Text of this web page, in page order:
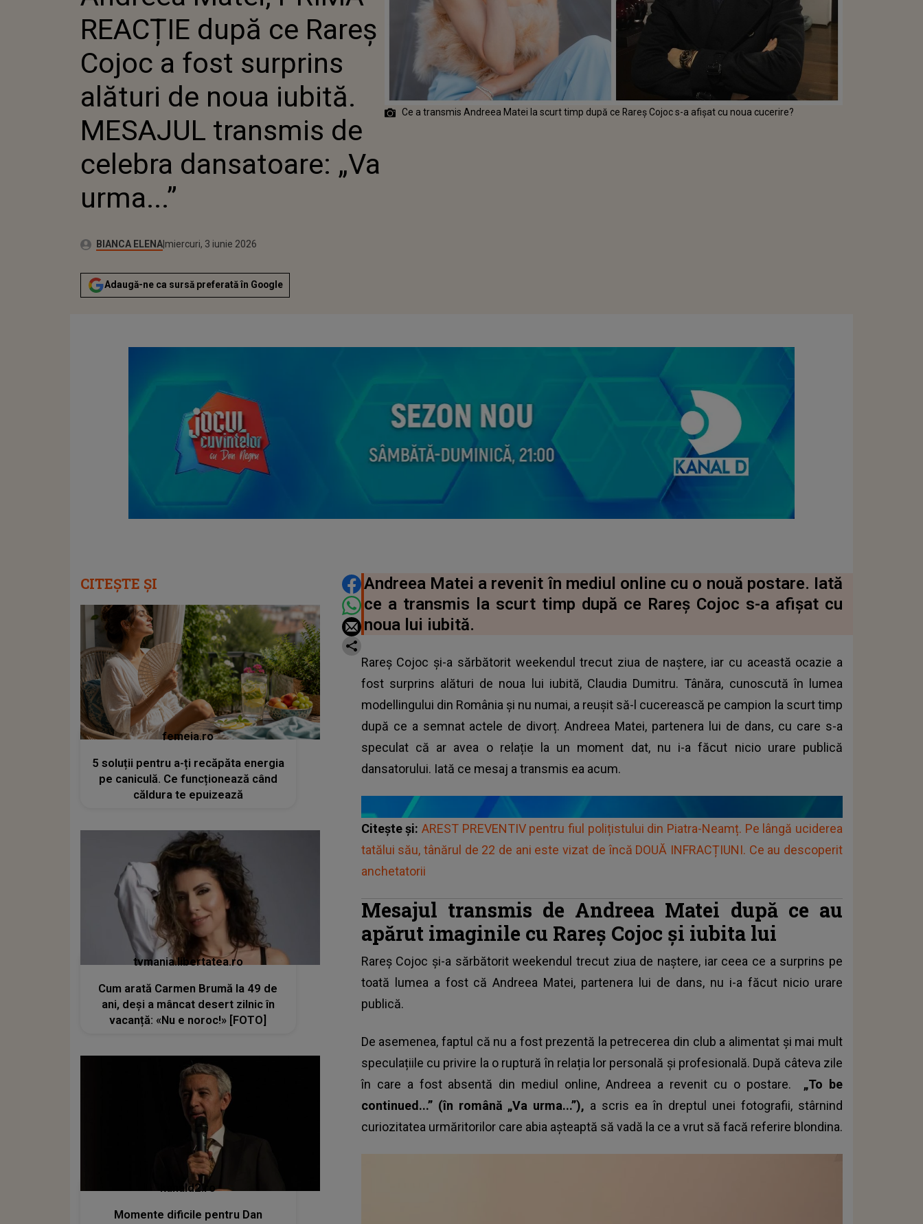
SURPRINS ALĂTURI DE
NOUA IUBITĂ.
MESAJUL TRANSMIS
DANSATOARE: „VA
URMA...”
REACȚIE după ce Rareș
Cojoc a fost surprins
alături de noua iubită.
MESAJUL transmis de
celebra dansatoare: „Va
urma...”
Autor:BIANCA ELENAPublicat:
miercuri, 3 iunie 2026
Actualizat:
miercuri, 3 iunie 2026
Adaugă-ne ca sursă preferată în Google
Ce a transmis Andreea Matei la scurt timp după ce Rareș Cojoc s-a afișat cu noua cucerire?
DISTRIBUIE ARTICOLUL
Andreea Matei a revenit în mediul online cu o nouă postare. Iată
ce a transmis la scurt timp după ce Rareș Cojoc s-a afișat cu
noua lui iubită.
Rareș Cojoc și-a sărbătorit weekendul trecut ziua de naștere, iar cu această ocazie a
fost surprins alături de noua lui iubită, Claudia Dumitru. Tânăra, cunoscută în lumea
modellingului din România și nu numai, a reușit să-l cucerească pe campion la scurt timp
după ce a semnat actele de divorț. Andreea Matei, partenera lui de dans, cu care s-a
speculat că ar avea o relație la un moment dat, nu i-a făcut nicio urare publică
dansatorului. Iată ce mesaj a transmis ea acum.
Citește și: AREST PREVENTIV pentru fiul polițistului din Piatra-Neamț. Pe lângă uciderea
tatălui său, tânărul de 22 de ani este vizat de încă DOUĂ INFRACȚIUNI. Ce au descoperit
anchetatorii
Mesajul transmis de Andreea Matei după ce au
apărut imaginile cu Rareș Cojoc și iubita lui
Rareș Cojoc și-a sărbătorit weekendul trecut ziua de naștere, iar ceea ce a surprins pe
toată lumea a fost căAndreea Matei, partenera lui de dans, nu i-a făcut nicio urare
publică.
De asemenea, faptul că nu a fost prezentă la petrecerea din club a alimentat și mai mult
speculațiile cu privire la o ruptură în relația lor personală și profesională. După câteva zile
în care a fost absentă din mediul online, Andreea a revenit cu o postare.
„To be
continued...” (în română „Va urma...”), a scris ea în dreptul unei fotografii, stârnind
curiozitatea urmăritorilor care abia așteaptă să vadă la ce a vrut să facă referire blondina.
CITEȘTE ȘI
femeia.ro
5 soluții pentru a-ți recăpăta energia
pe caniculă. Ce funcționează când
căldura te epuizează
tvmania.libertatea.ro
Cum arată Carmen Brumă la 49 de
ani, deși a mâncat desert zilnic în
vacanță: «Nu e noroc!» [FOTO]
kanald2.ro
Momente dificile pentru Dan